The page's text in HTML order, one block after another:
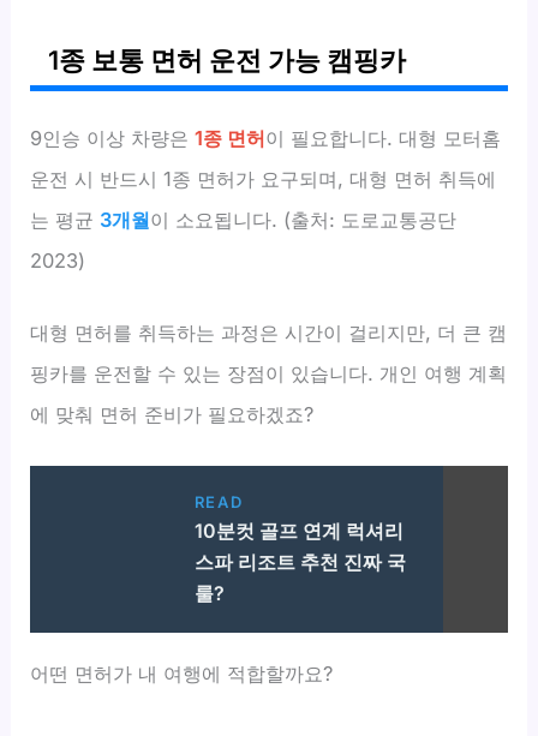
1종 보통 면허 운전 가능 캠핑카
9인승 이상 차량은1종 면허이 필요합니다. 대형 모터홈
운전 시 반드시 1종 면허가 요구되며, 대형 면허 취득에
는 평균 3개월이 소요됩니다. (출처: 도로교통공단
2023)
대형 면허를 취득하는 과정은 시간이 걸리지만, 더 큰 캠
핑카를 운전할 수 있는 장점이 있습니다. 개인 여행 계획
에 맞춰 면허 준비가 필요하겠죠?
READ
10분컷 골프 연계 럭셔리
스파 리조트 추천 진짜 국
룰?
어떤 면허가 내 여행에 적합할까요?